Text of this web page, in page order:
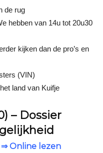
de rug
hebben van 14u tot 20u30
kijken dan de pro’s en
(VIN)
land van Kuifje
– Dossier
⇒ Online lezen